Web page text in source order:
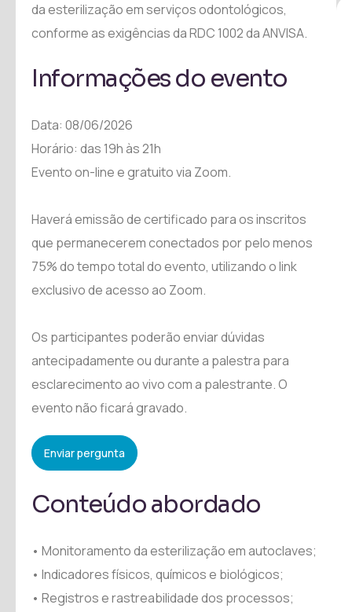
da esterilização em serviços odontológicos,
conforme as exigências da RDC 1002 da ANVISA.
Informações do evento
Data: 08/06/2026
Horário: das 19h às 21h
Evento on-line e gratuito via Zoom.
Haverá emissão de certificado para os inscritos
que permanecerem conectados por pelo menos
75% do tempo total do evento, utilizando o link
exclusivo de acesso ao Zoom.
Os participantes poderão enviar dúvidas
antecipadamente ou durante a palestra para
esclarecimento ao vivo com a palestrante. O
evento não ficará gravado.
Enviar pergunta
Conteúdo abordado
• Monitoramento da esterilização em autoclaves;
• Indicadores físicos, químicos e biológicos;
• Registros e rastreabilidade dos processos;